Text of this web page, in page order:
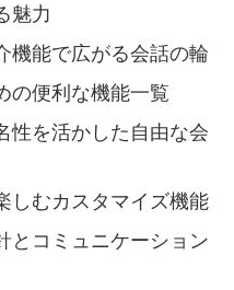
魅力
機能で広がる会話の輪
の便利な機能一覧
性を活かした自由な会
しむカスタマイズ機能
とコミュニケーション